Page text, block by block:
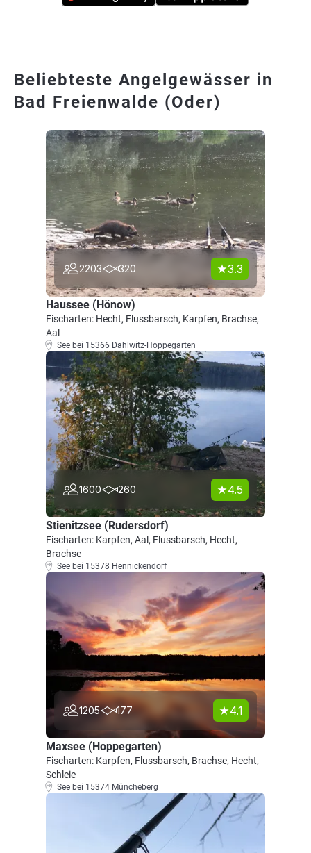
Beliebteste Angelgewässer in
Bad Freienwalde (Oder)
2203 320 3.3
Haussee (Hönow)
Fischarten: Hecht, Flussbarsch, Karpfen, Brachse,
Aal
See bei 15366 Dahlwitz-Hoppegarten
1600 260 4.5
Stienitzsee (Rudersdorf)
Fischarten: Karpfen, Aal, Flussbarsch, Hecht,
Brachse
See bei 15378 Hennickendorf
1205 177 4.1
Maxsee (Hoppegarten)
Fischarten: Karpfen, Flussbarsch, Brachse, Hecht,
Schleie
See bei 15374 Müncheberg